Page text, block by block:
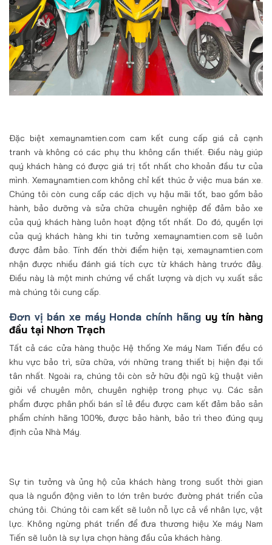
Đặc biệt xemaynamtien.com cam kết cung cấp giá cả cạnh
tranh và không có các phụ thu không cần thiết. Điều này giúp
quý khách hàng có được giá trị tốt nhất cho khoản đầu tư của
mình. Xemaynamtien.com không chỉ kết thúc ở việc mua bán xe.
Chúng tôi còn cung cấp các dịch vụ hậu mãi tốt, bao gồm bảo
hành, bảo dưỡng và sửa chữa chuyên nghiệp để đảm bảo xe
của quý khách hàng luôn hoạt động tốt nhất. Do đó, quyền lợi
của quý khách hàng khi tin tưởng xemaynamtien.com sẽ luôn
được đảm bảo. Tính đến thời điểm hiện tại, xemaynamtien.com
nhận được nhiều đánh giá tích cực từ khách hàng trước đây.
Điều này là một minh chứng về chất lượng và dịch vụ xuất sắc
mà chúng tôi cung cấp.
Đơn vị bán xe máy Honda chính hãnguy tín hàng
đầu tại Nhơn Trạch
Tất cả các cửa hàng thuộc Hệ thống Xe máy Nam Tiến đều có
khu vực bảo trì, sữa chữa, với những trang thiết bị hiện đại tối
tân nhất. Ngoài ra, chúng tôi còn sở hữu đội ngũ kỹ thuật viên
giỏi về chuyên môn, chuyên nghiệp trong phục vụ. Các sản
phẩm được phân phối bán sỉ lẻ đều được cam kết đảm bảo sản
phẩm chính hãng 100%, được bảo hành, bảo trì theo đúng quy
định của Nhà Máy.
Sự tin tưởng và ủng hộ của khách hàng trong suốt thời gian
qua là nguồn động viên to lớn trên bước đường phát triển của
chúng tôi. Chúng tôi cam kết sẽ luôn nỗ lực cả về nhân lực, vật
lực. Không ngừng phát triển để đưa thương hiệu Xe máy Nam
Tiến sẽ luôn là sự lựa chọn hàng đầu của khách hàng.